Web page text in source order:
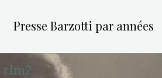
Presse Barzotti par années
rlm2